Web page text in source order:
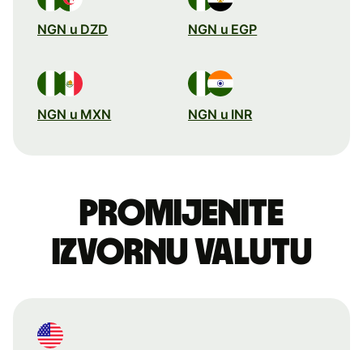
NGN u DZD NGN u EGP
NGN u MXN NGN u INR
Promijenite
izvornu valutu